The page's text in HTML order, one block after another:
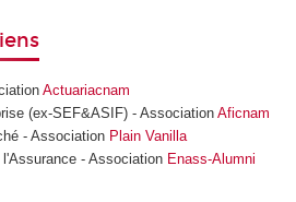
Actuariacnam
(ex-SEF&ASIF) - Association Aficnam
- Association Plain Vanilla
- Association Enass-Alumni